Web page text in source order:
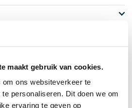
maakt gebruik van cookies.
ons websiteverkeer te
personaliseren. Dit doen we om
ervaring te geven op
kan besluiten een training of
annuleren als er onvoldoende